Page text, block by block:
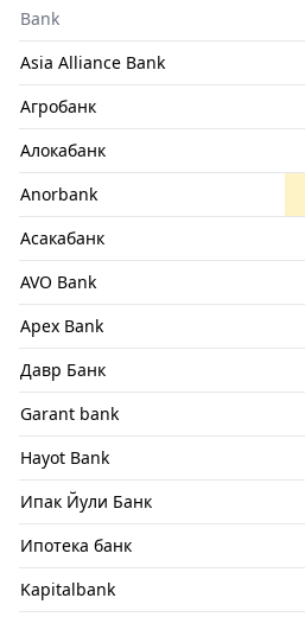
Bank
Asia Alliance Bank
Агробанк
Алокабанк
Anorbank
Асакабанк
AVO Bank
Apex Bank
Давр Банк
Garant bank
Hayot Bank
Ипак Йули Банк
Ипотека банк
Kapitalbank